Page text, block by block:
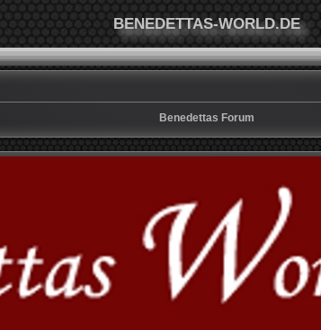
BENEDETTAS-WORLD.DE
Benedettas Forum